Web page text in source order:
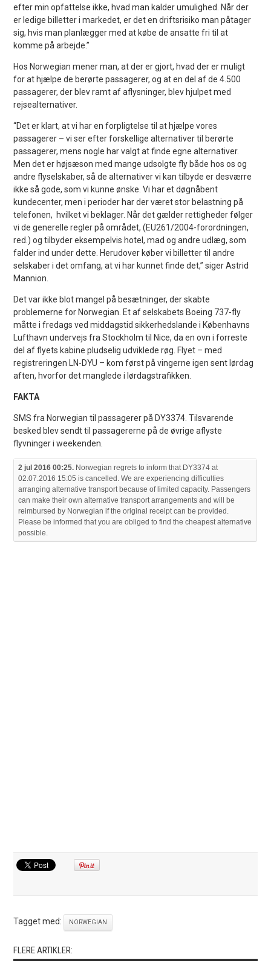
efter min opfattelse ikke, hvad man kalder umulighed. Når der
er ledige billetter i markedet, er det en driftsrisiko man påtager
sig, hvis man planlægger med at købe de ansatte fri til at
komme på arbejde.”
Hos Norwegian mener man, at der er gjort, hvad der er muligt
for at hjælpe de berørte passagerer, og at en del af de 4.500
passagerer, der blev ramt af aflysninger, blev hjulpet med
rejsealternativer.
“Det er klart, at vi har en forpligtelse til at hjælpe vores
passagerer – vi ser efter forskellige alternativer til berørte
passagerer, mens nogle har valgt at finde egne alternativer.
Men det er højsæson med mange udsolgte fly både hos os og
andre flyselskaber, så de alternativer vi kan tilbyde er desværre
ikke så gode, som vi kunne ønske. Vi har et døgnåbent
kundecenter, men i perioder har der været stor belastning på
telefonen, hvilket vi beklager. Når det gælder rettigheder følger
vi de generelle regler på området, (EU261/2004-forordningen,
red.) og tilbyder eksempelvis hotel, mad og andre udlæg, som
falder ind under dette. Herudover køber vi billetter til andre
selskaber i det omfang, at vi har kunnet finde det,” siger Astrid
Mannion.
Det var ikke blot mangel på besætninger, der skabte
problemerne for Norwegian. Et af selskabets Boeing 737-fly
måtte i fredags ved middagstid sikkerhedslande i Københavns
Lufthavn undervejs fra Stockholm til Nice, da en ovn i forreste
del af flyets kabine pludselig udviklede røg. Flyet – med
registreringen LN-DYU – kom først på vingerne igen sent lørdag
aften, hvorfor det manglede i lørdagstrafikken.
FAKTA
SMS fra Norwegian til passagerer på DY3374. Tilsvarende
besked blev sendt til passagererne på de øvrige aflyste
flyvninger i weekenden.
2 jul 2016 00:25. Norwegian regrets to inform that DY3374 at
02.07.2016 15:05 is cancelled.We are experiencing difficulties
arranging alternative transport because of limited capacity. Passengers
can make their own alternative transport arrangements and will be
reimbursed by Norwegian if the original receipt can be provided.
Please be informed that you are obliged to find the cheapest alternative
possible.
Tagget med: NORWEGIAN
FLERE ARTIKLER: